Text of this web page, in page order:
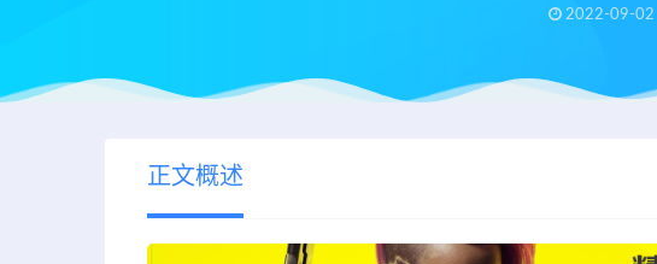
2022-09-02
正文概述